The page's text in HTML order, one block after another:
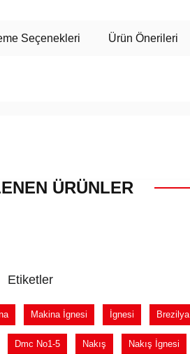
Seçenekleri Ürün Önerileri
ÜRÜNLER
Etiketler
Makina İgnesi İgnesi Brezilya
Dmc No1-5 Nakış Nakış İgnesi